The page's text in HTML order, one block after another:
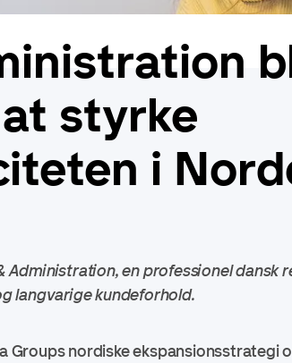
styrke
i
Administration, en professionel dansk
langvarige kundeforhold.
Groups nordiske